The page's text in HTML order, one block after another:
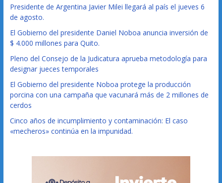
Presidente de Argentina Javier Milei llegará al país el jueves 6
de agosto.
El Gobierno del presidente Daniel Noboa anuncia inversión de
$ 4.000 millones para Quito.
Pleno del Consejo de la Judicatura aprueba metodología para
designar jueces temporales
El Gobierno del presidente Noboa protege la producción
porcina con una campaña que vacunará más de 2 millones de
cerdos
Cinco años de incumplimiento y contaminación: El caso
«mecheros» continúa en la impunidad.